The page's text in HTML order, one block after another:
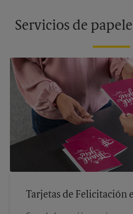
Servicios de
Tarjetas de Felicitación